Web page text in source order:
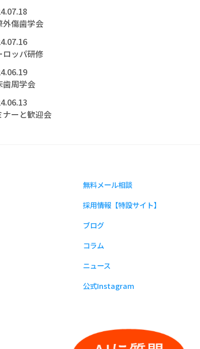
外傷歯学会
ロッパ研修
歯周学会
ナーと歓迎会
無料メール相談
採用情報【特設サイト】
ブログ
コラム
ニュース
公式Instagram